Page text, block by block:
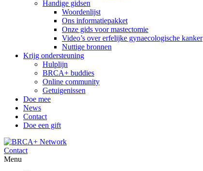
Handige gidsen
Woordenlijst
Ons informatiepakket
Onze gids voor mastectomie
Video’s over erfelijke gynaecologische kanker
Nuttige bronnen
Krijg ondersteuning
Hulplijn
BRCA+ buddies
Online community
Getuigenissen
Doe mee
News
Contact
Doe een gift
Contact
Menu